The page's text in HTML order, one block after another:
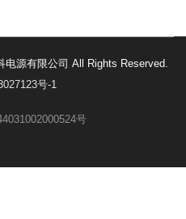
源有限公司 All Rights Reserved.
号-1
号